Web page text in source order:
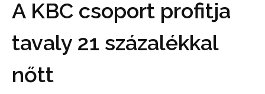
A KBC csoport profitja
tavaly 21 százalékkal
nőtt